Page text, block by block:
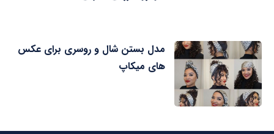
مدل بستن شال و روسری برای عکس
های میکاپ